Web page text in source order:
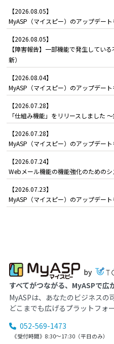
【2026.08.05】
MyASP（マイスピー）のアップデート
【2026.08.05】
【障害報告】一部機能で発生してい
新）
【2026.08.04】
MyASP（マイスピー）のアップデート
【2026.07.28】
「仕組み機能」をリリースしました
【2026.07.28】
MyASP（マイスピー）のアップデート
【2026.07.24】
Webメール機能の機能強化のための
【2026.07.23】
MyASP（マイスピー）のアップデート
by
すべてがつながる、MyASPで広
MyASPは、あなたのビジネスの
どこまでも広げるプラットフォ
052-569-1473
《受付時間》8:30～17:30（平日のみ）